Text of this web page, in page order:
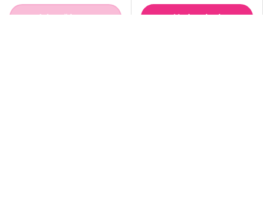
Adaugă in cos Vezi opțiuni